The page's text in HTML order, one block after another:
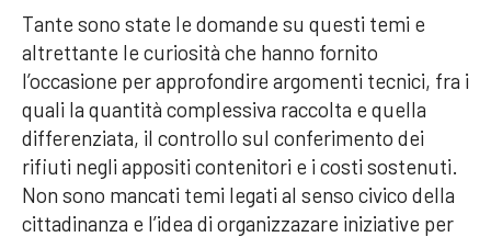
Tante sono state le domande su questi temi e
altrettante le curiosità che hanno fornito
l’occasione per approfondire argomenti tecnici, fra i
quali la quantità complessiva raccolta e quella
differenziata, il controllo sul conferimento dei
rifiuti negli appositi contenitori e i costi sostenuti.
Non sono mancati temi legati al senso civico della
cittadinanza e l’idea di organizzazare iniziative per